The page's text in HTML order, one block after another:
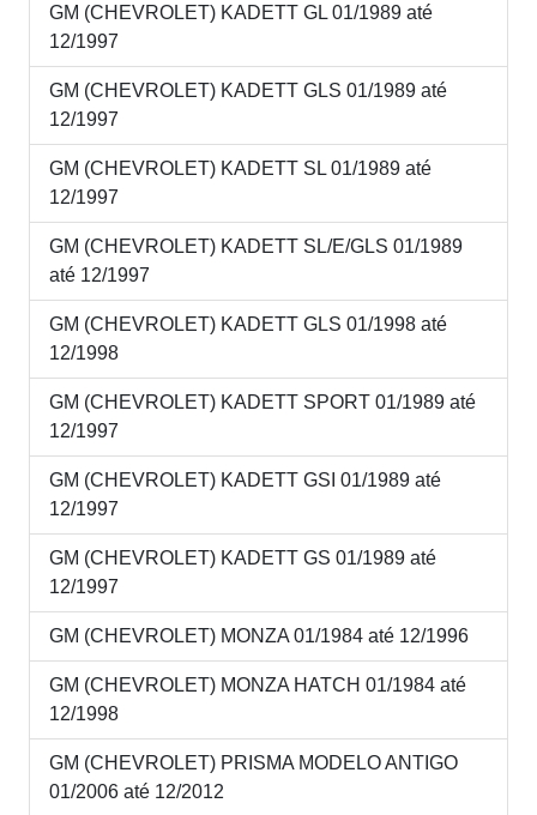
GM (CHEVROLET) KADETT GL 01/1989 até
12/1997
GM (CHEVROLET) KADETT GLS 01/1989 até
12/1997
GM (CHEVROLET) KADETT SL 01/1989 até
12/1997
GM (CHEVROLET) KADETT SL/E/GLS 01/1989
até 12/1997
GM (CHEVROLET) KADETT GLS 01/1998 até
12/1998
GM (CHEVROLET) KADETT SPORT 01/1989 até
12/1997
GM (CHEVROLET) KADETT GSI 01/1989 até
12/1997
GM (CHEVROLET) KADETT GS 01/1989 até
12/1997
GM (CHEVROLET) MONZA 01/1984 até 12/1996
GM (CHEVROLET) MONZA HATCH 01/1984 até
12/1998
GM (CHEVROLET) PRISMA MODELO ANTIGO
01/2006 até 12/2012